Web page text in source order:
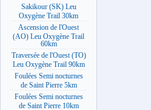
Sakikour (SK) Leu
Oxygène Trail 30km
Ascension de l'Ouest
(AO) Leu Oxygène Trail
60km
Traversée de l'Ouest (TO)
Leu Oxygène Trail 90km
Foulées Semi nocturnes
de Saint Pierre 5km
Foulées Semi nocturnes
de Saint Pierre 10km